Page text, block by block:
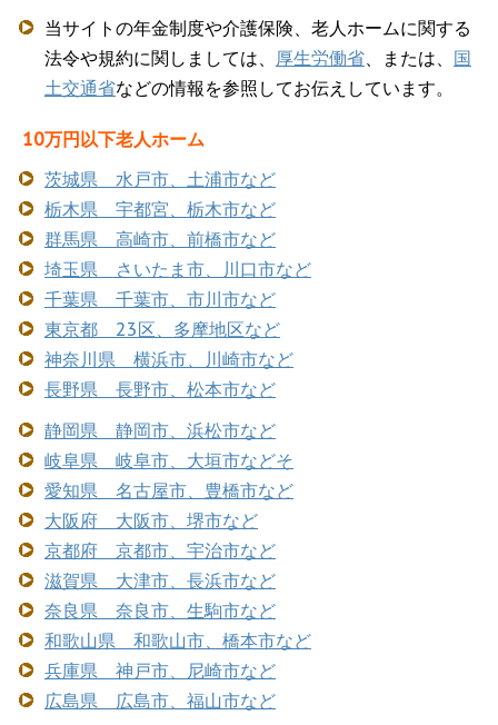
当サイトの年金制度や介護保険、老人ホームに関する
法令や規約に関しましては、 厚生労働省 、または、 国
土交通省などの情報を参照してお伝えしています。
10万円以下老人ホーム
茨城県 水戸市、土浦市など
栃木県 宇都宮、栃木市など
群馬県 高崎市、前橋市など
埼玉県 さいたま市、川口市など
千葉県 千葉市、市川市など
東京都 23区、多摩地区など
神奈川県 横浜市、川崎市など
長野県 長野市、松本市など
静岡県 静岡市、浜松市など
岐阜県 岐阜市、大垣市などそ
愛知県 名古屋市、豊橋市など
大阪府 大阪市、堺市など
京都府 京都市、宇治市など
滋賀県 大津市、長浜市など
奈良県 奈良市、生駒市など
和歌山県 和歌山市、橋本市など
兵庫県 神戸市、尼崎市など
広島県 広島市、福山市など